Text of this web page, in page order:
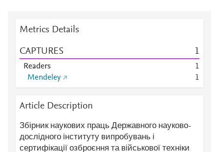
Metrics Details
CAPTURES 1
Readers
1
Mendeley
1
Article Description
Збірник наукових праць Державного науково-
дослідного інституту випробувань і
сертифікації озброєння та військової техніки